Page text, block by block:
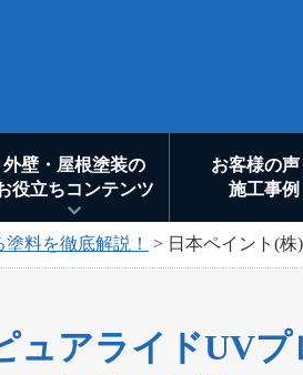
外壁・屋根塗装の
役立ちコンテンツ
お客様の声
施工事例
料を徹底解説！ > 日本ペイント(
ュアライドUV